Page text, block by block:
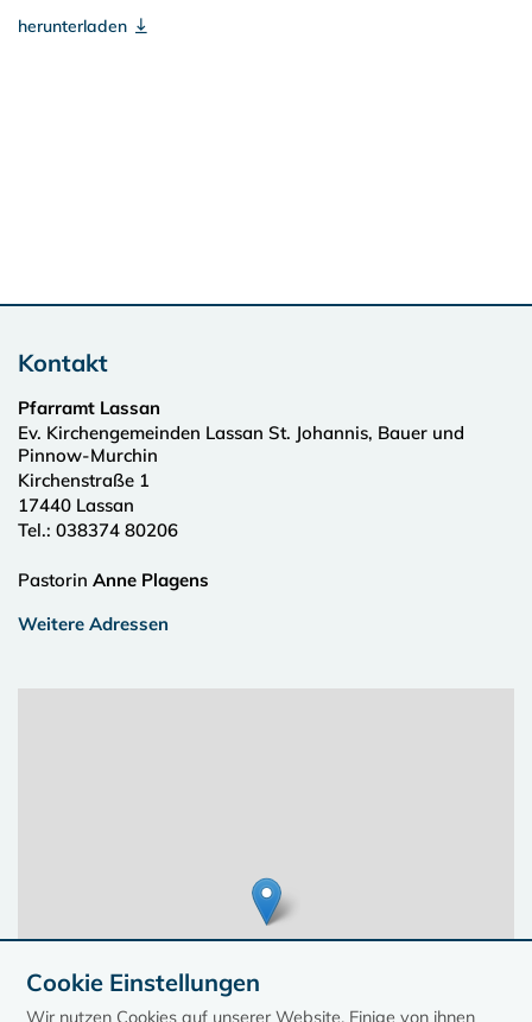
herunterladen
Kontakt
Pfarramt Lassan
Ev. Kirchengemeinden Lassan St. Johannis, Bauer und
Pinnow-Murchin
Kirchenstraße 1
17440 Lassan
Tel.: 038374 80206
Pastorin Anne Plagens
Weitere Adressen
Cookie Einstellungen
Wir nutzen Cookies auf unserer Website. Einige von ihnen